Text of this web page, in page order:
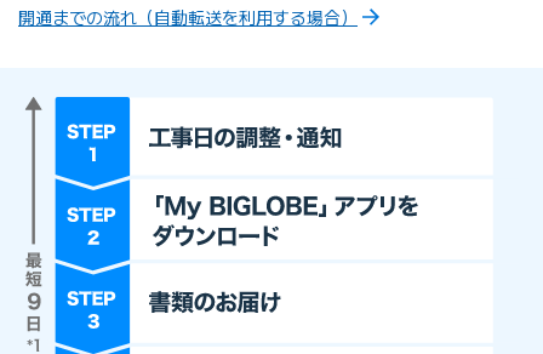
開通までの流れ（自動転送を利用する場合）